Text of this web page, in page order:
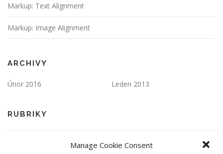
Manage Cookie Consent
Markup: Text Alignment
Markup: Image Alignment
ARCHIVY
Únor 2016 Leden 2013
RUBRIKY
Responsive